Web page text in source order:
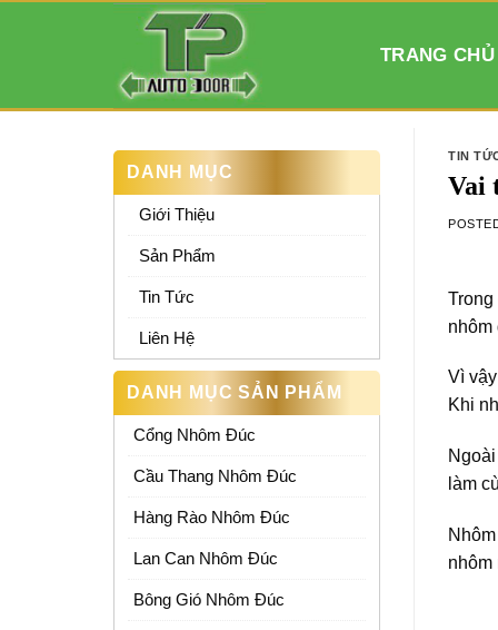
TRANG CHỦ
DANH MỤC
Giới Thiệu
Sản Phẩm
Tin Tức
Liên Hệ
DANH MỤC SẢN PHẨM
Cổng Nhôm Đúc
Cầu Thang Nhôm Đúc
Hàng Rào Nhôm Đúc
Lan Can Nhôm Đúc
Bông Gió Nhôm Đúc
TIN
Vai
Trong
nhôm
Vì
Khi
làm
nhôm